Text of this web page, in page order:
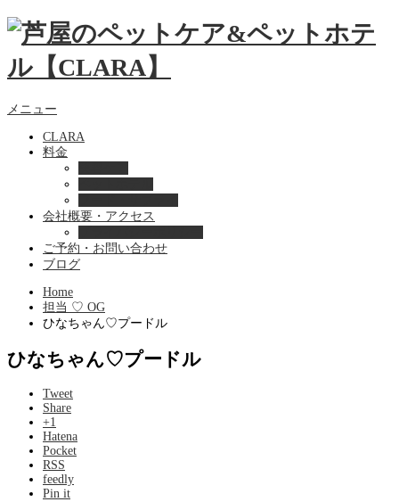
メニュー
CLARA
料金
会社概要・アクセス
ご予約・お問い合わせ
ブログ
Home
担当 ♡ OG
ひなちゃん♡プードル
ひなちゃん♡プードル
Tweet
Share
+1
Hatena
Pocket
RSS
feedly
Pin it